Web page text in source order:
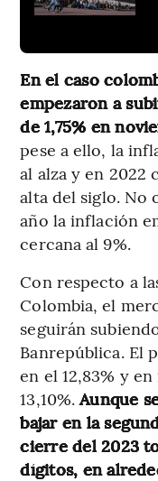
En el caso
empezaron a
de 1,75% en
pese a ello, la
al alza y en 2022
alta del siglo. No
año la inflación
cercana al 9%.
Con respecto a
Colombia, el
seguirán
Banrepública. El
en el 12,83% y
13,10%.Aunque
bajar en la
cierre del 2023
dígitos, en